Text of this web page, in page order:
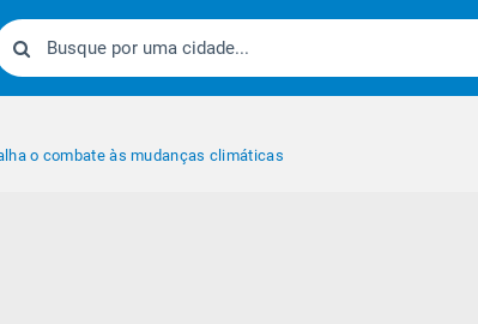
o combate às mudanças climáticas